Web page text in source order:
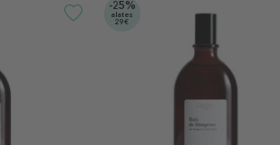
-25%
alates
29€